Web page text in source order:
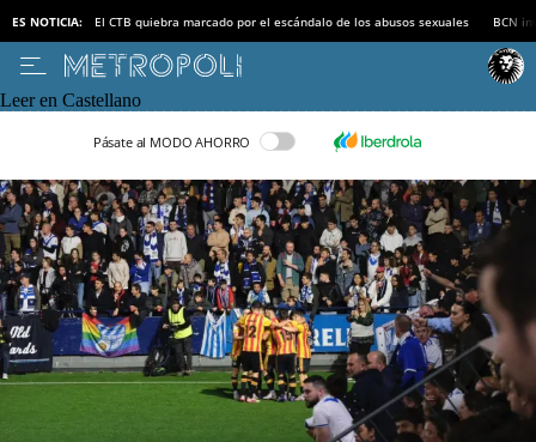
ES NOTICIA: El CTB quiebra marcado por el escándalo de los abusos sexuales BCN
Leer en Castellano
Pásate al MODO AHORRO